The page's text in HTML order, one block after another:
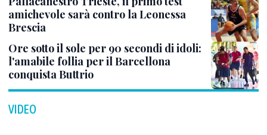
amichevole sarà contro la Leonessa
Brescia
Ore sotto il sole per 90 secondi di idoli:
l'amabile follia per il Barcellona
conquista Buttrio
VIDEO